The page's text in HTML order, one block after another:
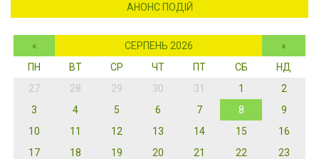
АНОНС ПОДІЙ
« СЕРПЕНЬ 2026
»
ПН
ВТ СР ЧТ ПТ СБ
НД
27
28 29 30 31 1
2
3
4 5 6 7 8
9
10
11 12 13 14 15
16
17
18 19 20 21 22
23